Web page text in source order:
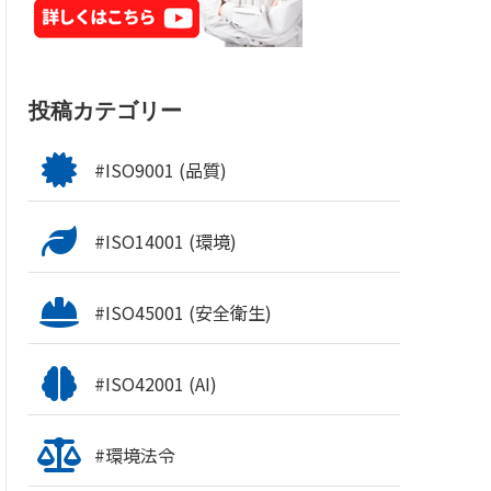
投稿カテゴリー
#ISO9001 (品質)
#ISO14001 (環境)
#ISO45001 (安全衛生)
#ISO42001 (AI)
#環境法令